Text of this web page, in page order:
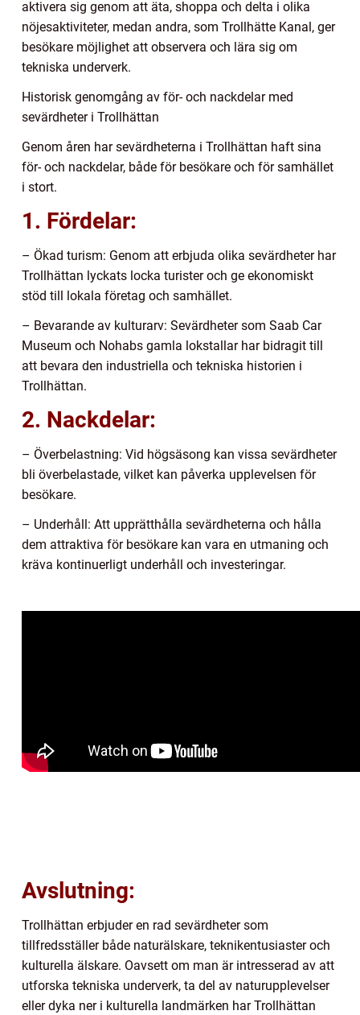
aktivera sig genom att äta, shoppa och delta i olika
nöjesaktiviteter, medan andra, som Trollhätte Kanal, ger
besökare möjlighet att observera och lära sig om
tekniska underverk.
Historisk genomgång av för- och nackdelar med
sevärdheter i Trollhättan
Genom åren har sevärdheterna i Trollhättan haft sina
för- och nackdelar, både för besökare och för samhället
i stort.
1. Fördelar:
– Ökad turism: Genom att erbjuda olika sevärdheter har
Trollhättan lyckats locka turister och ge ekonomiskt
stöd till lokala företag och samhället.
– Bevarande av kulturarv: Sevärdheter som Saab Car
Museum och Nohabs gamla lokstallar har bidragit till
att bevara den industriella och tekniska historien i
Trollhättan.
2. Nackdelar:
– Överbelastning: Vid högsäsong kan vissa sevärdheter
bli överbelastade, vilket kan påverka upplevelsen för
besökare.
– Underhåll: Att upprätthålla sevärdheterna och hålla
dem attraktiva för besökare kan vara en utmaning och
kräva kontinuerligt underhåll och investeringar.
Avslutning:
Trollhättan erbjuder en rad sevärdheter som
tillfredsställer både naturälskare, teknikentusiaster och
kulturella älskare. Oavsett om man är intresserad av att
utforska tekniska underverk, ta del av naturupplevelser
eller dyka ner i kulturella landmärken har Trollhättan